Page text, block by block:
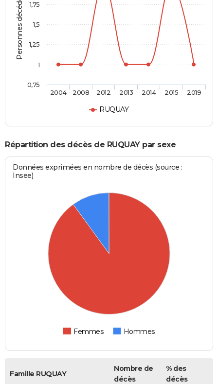
Personnes décédées
RUQUAY
2004 2008 2012 2013 2014 2015 2019
0,75
1
1,25
1,5
1,75
Répartition des décès de RUQUAY par sexe
Données exprimées en nombre de décès (source :
Insee)
Femmes Hommes
Famille RUQUAY
Nombre de
décès
% des
décès